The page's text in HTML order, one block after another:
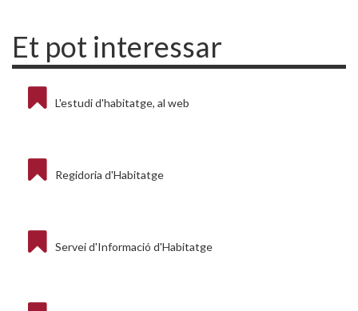
Et pot interessar
L'estudi d'habitatge, al web
Regidoria d'Habitatge
Servei d'Informació d'Habitatge